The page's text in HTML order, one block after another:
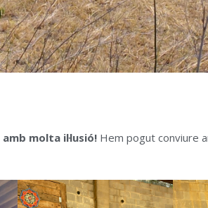
amb molta il·lusió! Hem pogut conviure